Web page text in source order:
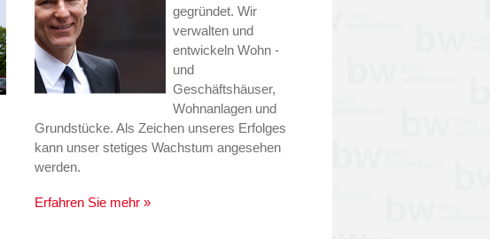
gegründet. Wir
verwalten und
entwickeln Wohn -
und
Geschäftshäuser,
Wohnanlagen und
Grundstücke. Als Zeichen unseres Erfolges
kann unser stetiges Wachstum angesehen
werden.
Erfahren Sie mehr »